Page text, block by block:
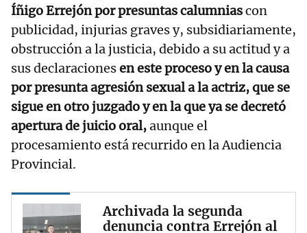
Íñigo Errejón por presuntas calumniascon
publicidad, injurias graves y, subsidiariamente,
obstrucción a la justicia, debido a su actitud y a
sus declaracionesen este proceso y en la causa
por presunta agresión sexual a la actriz, que se
sigue en otro juzgado y en la que ya se decretó
apertura de juicio oral,aunque el
procesamiento está recurrido en la Audiencia
Provincial.
Archivada la segunda
denuncia contra Errejón al